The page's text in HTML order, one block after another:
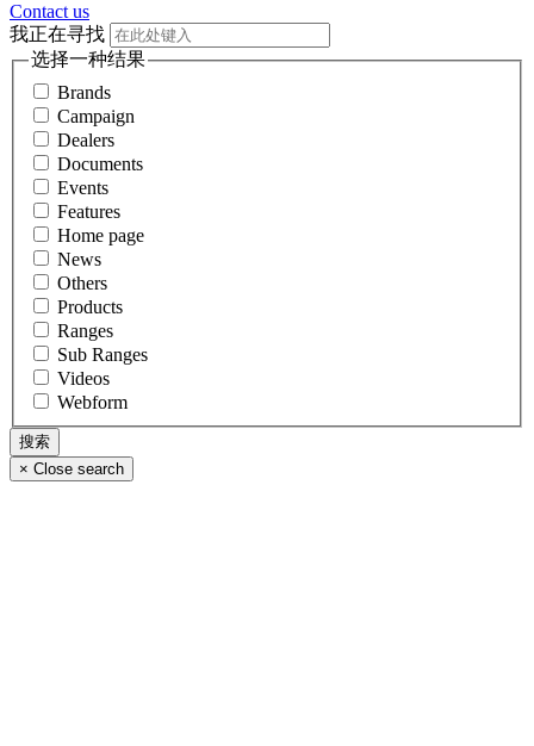
Contact us
我正在寻找
选择一种结果
Brands
Campaign
Dealers
Documents
Events
Features
Home page
News
Others
Products
Ranges
Sub Ranges
Videos
Webform
× Close search